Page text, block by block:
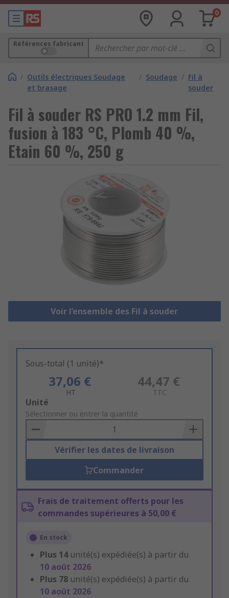
0
Références fabricant
/ Outils électriques Soudage
et brasage
/ Soudage / Fil à
souder
Fil à souder RS PRO 1.2 mm Fil,
fusion à 183 °C, Plomb 40 %,
Etain 60 %, 250 g
Voir l’ensemble des Fil à souder
Sous-total (1 unité)*
37,06 €
HT
44,47 €
TTC
Add
to
Basket
Unité
Sélectionner ou entrer la quantité
Vérifier les dates de livraison
Commander
Frais de traitement offerts pour les
commandes supérieures à 50,00 €
En stock
Plus 14 unité(s) expédiée(s) à partir du
10 août 2026
Plus 78 unité(s) expédiée(s) à partir du
10 août 2026